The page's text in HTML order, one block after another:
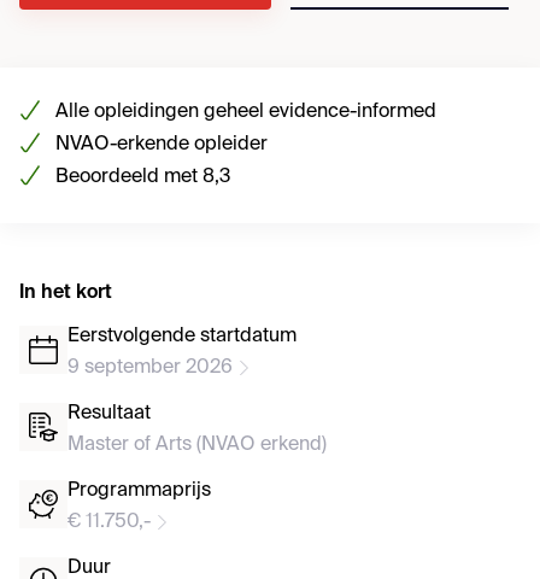
Alle opleidingen geheel evidence-informed
NVAO-erkende opleider
Beoordeeld met 8,3
In het kort
Eerstvolgende startdatum
9 september 2026
Resultaat
Master of Arts (NVAO erkend)
Programmaprijs
€ 11.750,-
Duur